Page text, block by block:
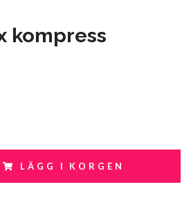
kompress
LÄGG I KORGEN